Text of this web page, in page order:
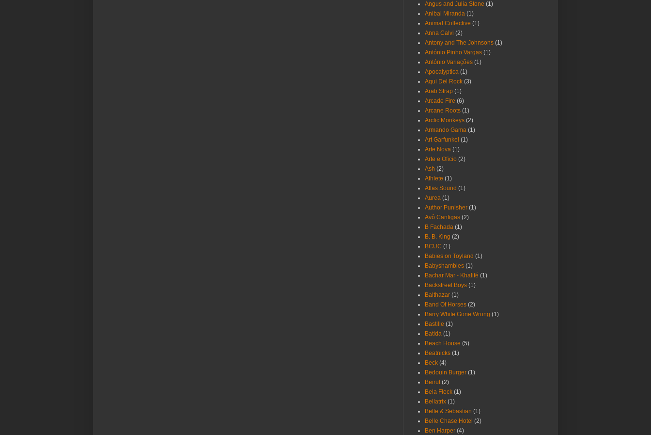
Angus and Julia Stone (1)
Anibal Miranda (1)
Animal Collective (1)
Anna Calvi (2)
Antony and The Johnsons (1)
António Pinho Vargas (1)
António Variações (1)
Apocalyptica (1)
Aqui Del Rock (3)
Arab Strap (1)
Arcade Fire (6)
Arcane Roots (1)
Arctic Monkeys (2)
Armando Gama (1)
Art Garfunkel (1)
Arte Nova (1)
Arte e Oficio (2)
Ash (2)
Athlete (1)
Atlas Sound (1)
Aurea (1)
Author Punisher (1)
Avô Cantigas (2)
B Fachada (1)
B. B. King (2)
BCUC (1)
Babies on Toyland (1)
Babyshambles (1)
Bachar Mar - Khalifé (1)
Backstreet Boys (1)
Balthazar (1)
Band Of Horses (2)
Barry White Gone Wrong (1)
Bastille (1)
Batida (1)
Beach House (5)
Beatnicks (1)
Beck (4)
Bedouin Burger (1)
Beirut (2)
Bela Fleck (1)
Bellatrix (1)
Belle & Sebastian (1)
Belle Chase Hotel (2)
Ben Harper (4)